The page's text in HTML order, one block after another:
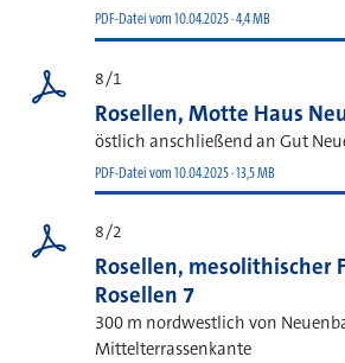
PDF-Datei vom 10.04.2025 · 4,4 MB
8/1
Rosellen, Motte Haus
östlich anschließend an Gut
PDF-Datei vom 10.04.2025 · 13,5 MB
8/2
Rosellen, mesolithischer
Rosellen 7
300 m nordwestlich von
Mittelterrassenkante